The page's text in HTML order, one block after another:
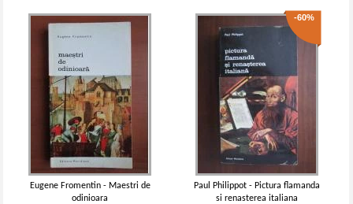
Eugene Fromentin - Maestri de
odinioara
-60%
Paul Philippot - Pictura flamanda
si renasterea italiana